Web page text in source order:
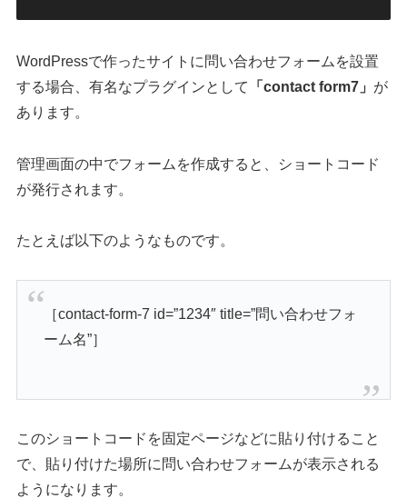
WordPressで作ったサイトに問い合わせフォームを設置
する場合、有名なプラグインとして
「contact form7」 が
あります。
管理画面の中でフォームを作成すると、ショートコード
が発行されます。
たとえば以下のようなものです。
［contact-form-7 id=”1234″ title=”問い合わせフォ
ーム名”］
このショートコードを固定ページなどに貼り付けること
で、貼り付けた場所に問い合わせフォームが表示される
ようになります。